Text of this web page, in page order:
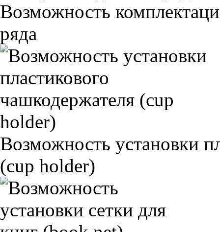
Возможность
ряда
Возможность установки
(cup holder)